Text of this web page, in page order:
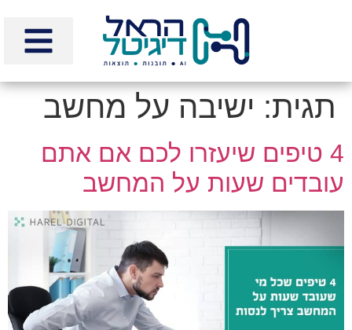
תגית: ישיבה על מחשב
4 טיפים שיעזרו לכם אם אתם
עובדים שעות על המחשב